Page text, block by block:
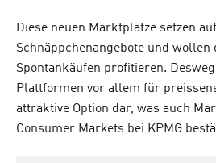
Diese neuen Marktplätze setzen auf
Schnäppchenangebote und wollen
Spontankäufen profitieren.
Plattformen vor allem für
attraktive Option dar, was auch
Consumer Markets bei KPMG